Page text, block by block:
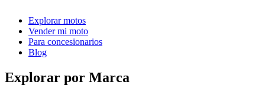
Explorar motos
Vender mi moto
Para concesionarios
Blog
Explorar por Marca